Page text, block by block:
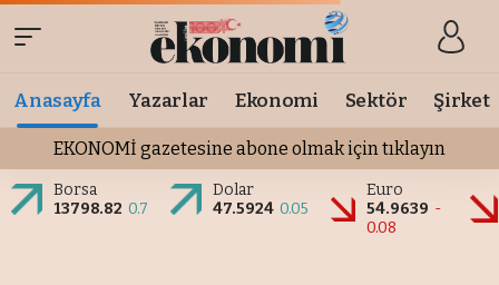
Anasayfa Yazarlar Ekonomi Sektör Şirket
EKONOMİ gazetesine abone olmak için tıklayın
Borsa
13798.82 0.7
Dolar
47.5924 0.05
Euro
54.9639 -
0.08